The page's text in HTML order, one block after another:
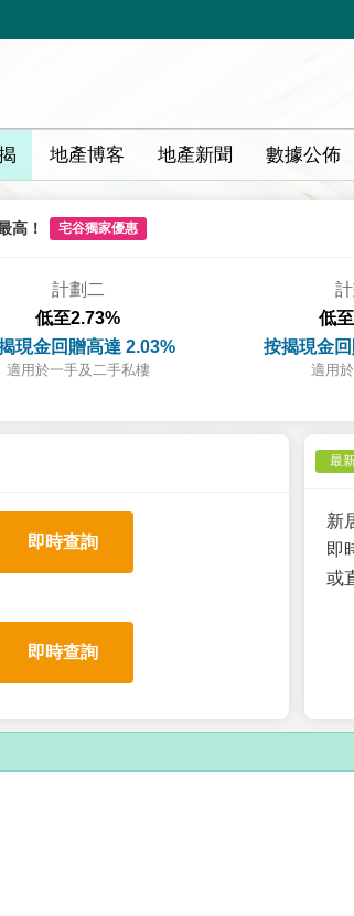
地產博客 地產新聞 數據公佈
高！ 宅谷獨家優惠
計劃二
低至2.73%
現金回贈高達 2.03%
適用於一手及二手私樓
低
按揭現金
適用
即時查詢
即時查詢
最
新
即
或